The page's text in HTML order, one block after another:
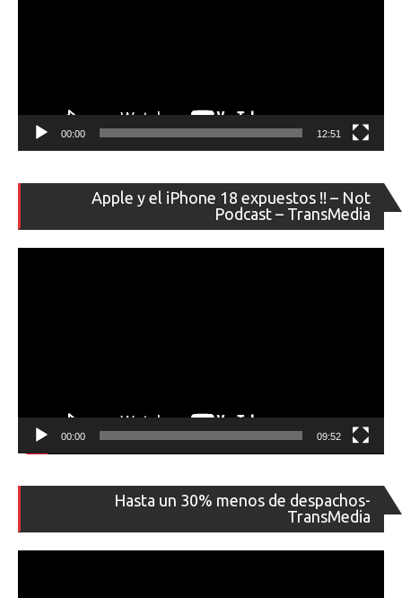
00:00 12:51
Apple y el iPhone 18 expuestos !! – Not
Podcast – TransMedia
de
00:00 09:52
Hasta un 30% menos de despachos-
TransMedia
de